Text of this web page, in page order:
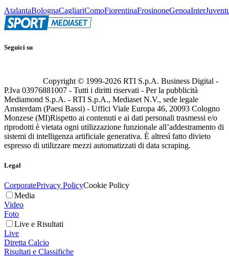
AtalantaBolognaCagliariComoFiorentinaFrosinoneGenoaInter
Seguici su
Copyright © 1999-2026 RTI S.p.A. Business Digital -
P.Iva 03976881007 - Tutti i diritti riservati - Per la pubblicità
Mediamond S.p.A. - RTI S.p.A., Mediaset N.V., sede legale
Amsterdam (Paesi Bassi) - Uffici Viale Europa 46, 20093 Cologno
Monzese (MI)Rispetto ai contenuti e ai dati personali trasmessi e/o
riprodotti è vietata ogni utilizzazione funzionale all’addestramento di
sistemi di intelligenza artificiale generativa. È altresì fatto divieto
espresso di utilizzare mezzi automatizzati di data scraping.
Legal
CorporatePrivacy PolicyCookie Policy
Media
Video
Foto
Live e Risultati
Live
Diretta Calcio
Risultati e Classifiche